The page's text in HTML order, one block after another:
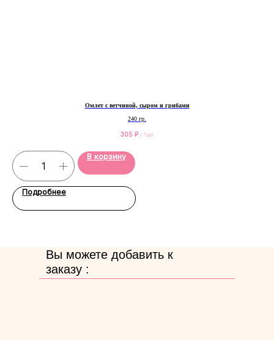
Омлет с ветчиной, сыром и грибами
240 гр.
305 ₽ / 1 шт
В корзину
Подробнее
Вы можете добавить к
заказу :